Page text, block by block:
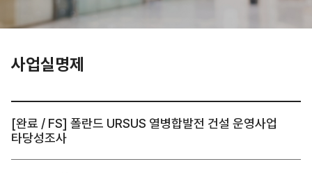
사업실명제
[완료 / FS] 폴란드 URSUS 열병합발전 건설 운영사업
타당성조사